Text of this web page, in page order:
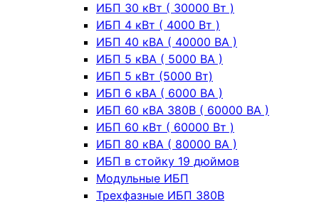
ИБП 30 кВт ( 30000 Вт )
ИБП 4 кВт ( 4000 Вт )
ИБП 40 кВА ( 40000 ВА )
ИБП 5 кВА ( 5000 ВА )
ИБП 5 кВт (5000 Вт)
ИБП 6 кВА ( 6000 ВА )
ИБП 60 кВА 380В ( 60000 ВА )
ИБП 60 кВт ( 60000 Вт )
ИБП 80 кВА ( 80000 ВА )
ИБП в стойку 19 дюймов
Модульные ИБП
Трехфазные ИБП 380В